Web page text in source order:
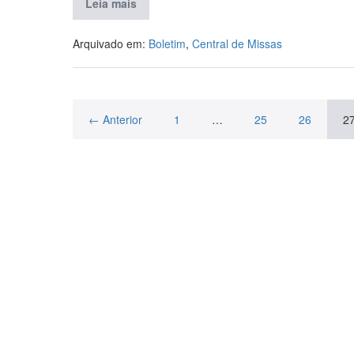
Leia mais
Arquivado em: Boletim, Central de Missas
← Anterior 1 … 25 26